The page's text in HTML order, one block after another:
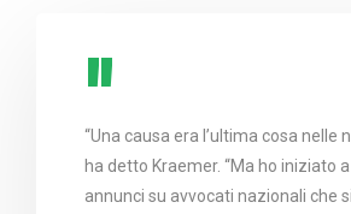
“Una causa era l’ultima cosa nelle
ha detto Kraemer. “Ma ho iniziato
annunci su avvocati nazionali che